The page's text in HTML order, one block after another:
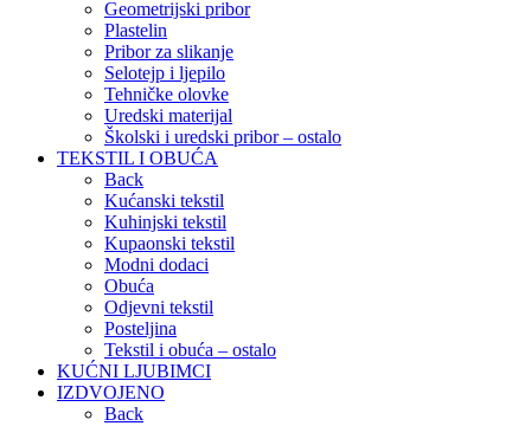
Geometrijski pribor
Plastelin
Pribor za slikanje
Selotejp i ljepilo
Tehničke olovke
Uredski materijal
Školski i uredski pribor – ostalo
TEKSTIL I OBUĆA
Back
Kućanski tekstil
Kuhinjski tekstil
Kupaonski tekstil
Modni dodaci
Obuća
Odjevni tekstil
Posteljina
Tekstil i obuća – ostalo
KUĆNI LJUBIMCI
IZDVOJENO
Back